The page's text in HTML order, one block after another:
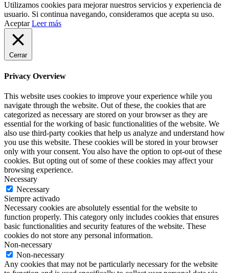
Utilizamos cookies para mejorar nuestros servicios y experiencia de
usuario. Si continua navegando, consideramos que acepta su uso.
Aceptar Leer más
Cerrar
Privacy Overview
This website uses cookies to improve your experience while you
navigate through the website. Out of these, the cookies that are
categorized as necessary are stored on your browser as they are
essential for the working of basic functionalities of the website. We
also use third-party cookies that help us analyze and understand how
you use this website. These cookies will be stored in your browser
only with your consent. You also have the option to opt-out of these
cookies. But opting out of some of these cookies may affect your
browsing experience.
Necessary
Necessary
Siempre activado
Necessary cookies are absolutely essential for the website to
function properly. This category only includes cookies that ensures
basic functionalities and security features of the website. These
cookies do not store any personal information.
Non-necessary
Non-necessary
Any cookies that may not be particularly necessary for the website